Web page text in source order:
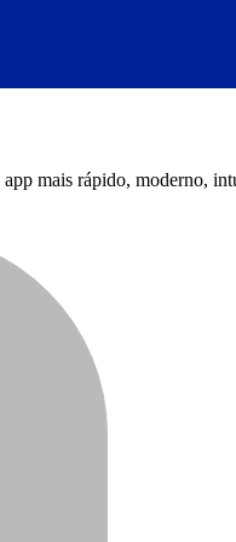
mais rápido, moderno,